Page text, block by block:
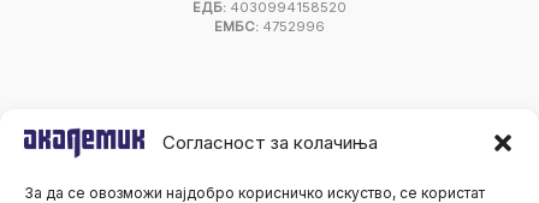
Согласност за колачиња
За да се овозможи најдобро корисничко искуство, се користат
ЕДБ: 4030994158520
ЕМБС: 4752996